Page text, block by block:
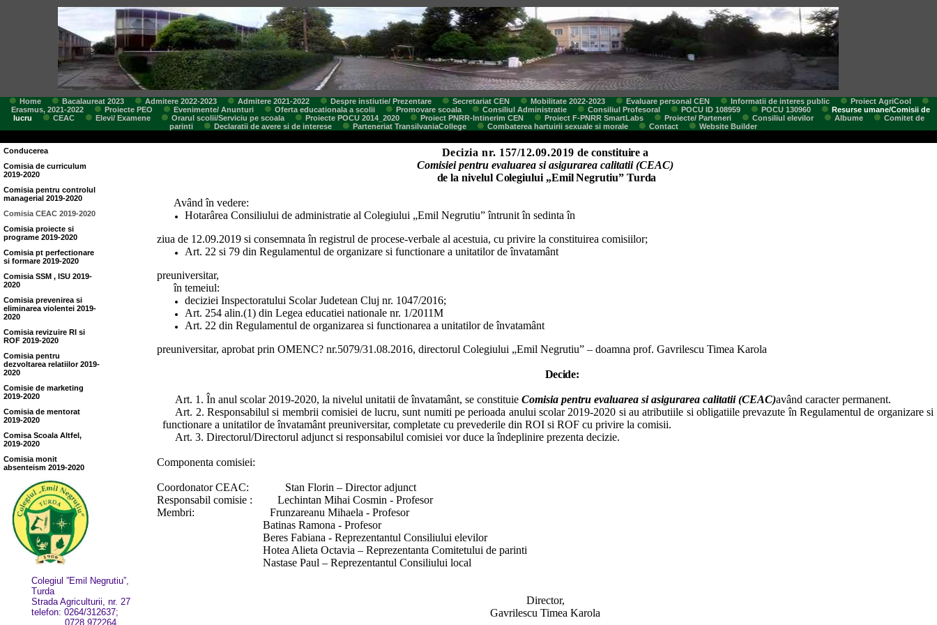
Home Bacalaureat 2023 Admitere 2022-2023 Admitere 2021-2022 Despre instiutie/ Prezentare Secretariat CEN Mobilitate 2022-2023 Evaluare personal CEN Informatii de interes public
Proiect AgriCool
Erasmus, 2021-2022
Proiecte PEO Evenimente/ Anunturi Oferta educationala a scolii Promovare scoala Consiliul Administratie Consiliul Profesoral POCU ID 108959 POCU 130960
Resurse umane/Comisii de
lucru
CEAC Elevi/ Examene Orarul scolii/Serviciu pe scoala Proiecte POCU 2014_2020 Proiect PNRR-Intinerim CEN Proiect F-PNRR SmartLabs Proiecte/ Parteneri Consiliul elevilor Albume
Comitet de
parinti
Declaratii de avere si de interese Parteneriat TransilvaniaCollege Combaterea hartuirii sexuale si morale Contact Website Builder
Conducerea
Comisia de curriculum
2019-2020
Comisia pentru controlul
managerial 2019-2020
Comisia CEAC 2019-2020
Comisia proiecte si
programe 2019-2020
Comisia pt perfectionare
si formare 2019-2020
Comisia SSM , ISU 2019-
2020
Comisia prevenirea si
eliminarea violentei 2019-
2020
Comisia revizuire RI si
ROF 2019-2020
Comisia pentru
dezvoltarea relatiilor 2019-
2020
Comisie de marketing
2019-2020
Comisia de mentorat
2019-2020
Comisa Scoala Altfel,
2019-2020
Comisia monit
absenteism 2019-2020
Colegiul ”Emil Negrutiu”,
Turda
Strada Agriculturii, nr. 27
telefon: 0264/312637;
0728 972264
Decizia nr. 157/12.09.2019de constituire a
Comisiei pentru evaluarea si asigurarea calitatii (CEAC)
de la nivelul Colegiului „Emil Negrutiu” Turda
Având în vedere:
Hotarârea Consiliului de administratie al Colegiului „Emil Negrutiu” întrunit în sedinta în
ziua de 12.09.2019 si consemnata în registrul de procese-verbale al acestuia, cu privire la constituirea comisiilor;
Art. 22 si 79 din Regulamentul de organizare si functionare a unitatilor de învatamânt
preuniversitar,
în temeiul:
deciziei Inspectoratului Scolar Judetean Cluj nr. 1047/2016;
Art. 254 alin.(1) din Legea educatiei nationale nr. 1/2011M
Art. 22 din Regulamentul de organizarea si functionarea a unitatilor de învatamânt
preuniversitar, aprobat prin OMENC? nr.5079/31.08.2016, directorul Colegiului „Emil Negrutiu” – doamna prof. Gavrilescu Timea Karola
Decide:
Art. 1. În anul scolar 2019-2020, la nivelul unitatii de învatamânt, se constituieComisia pentru evaluarea si asigurarea calitatii (CEAC)având caracter permanent.
Art. 2. Responsabilul si membrii comisiei de lucru, sunt numiti pe perioada anului scolar 2019-2020 si au atributiile si obligatiile prevazute în Regulamentul de organizare si
functionare a unitatilor de învatamânt preuniversitar, completate cu prevederile din ROI si ROF cu privire la comisii.
Art. 3. Directorul/Directorul adjunct si responsabilul comisiei vor duce la îndeplinire prezenta decizie.
Componenta comisiei:
Coordonator CEAC:
Stan Florin – Director adjunct
Responsabil comisie :
Lechintan Mihai Cosmin - Profesor
Membri:
Frunzareanu Mihaela - Profesor
Batinas Ramona - Profesor
Beres Fabiana - Reprezentantul Consiliului elevilor
Hotea Alieta Octavia – Reprezentanta Comitetului de parinti
Nastase Paul – Reprezentantul Consiliului local
Director,
Gavrilescu Timea Karola